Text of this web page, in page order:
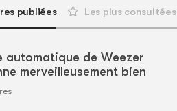
publiées Les plus consultées
automatique de Weezer
merveilleusement bien